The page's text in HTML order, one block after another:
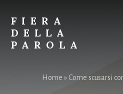
content
primary
sidebar
FIERA
DELLA
PAROLA
SpiegareHome » Come scusarsi